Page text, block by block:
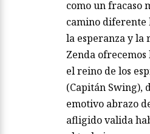
como un fracaso
camino diferente
la esperanza y la
Zenda
el reino de los
(Capitán Swing),
emotivo abrazo
afligido valida